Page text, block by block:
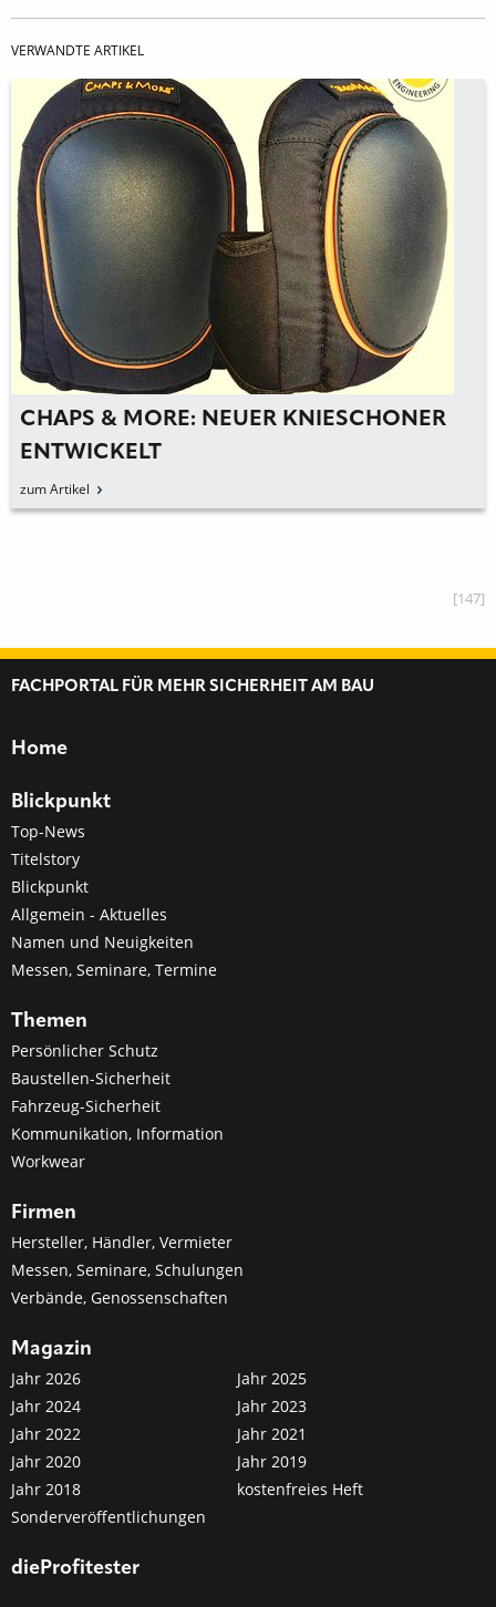
VERWANDTE ARTIKEL
CHAPS & MORE: NEUER KNIESCHONER
ENTWICKELT
zum Artikel
[147]
FACHPORTAL FÜR MEHR SICHERHEIT AM BAU
Home
Blickpunkt
Top-News
Titelstory
Blickpunkt
Allgemein - Aktuelles
Namen und Neuigkeiten
Messen, Seminare, Termine
Themen
Persönlicher Schutz
Baustellen-Sicherheit
Fahrzeug-Sicherheit
Kommunikation, Information
Workwear
Firmen
Hersteller, Händler, Vermieter
Messen, Seminare, Schulungen
Verbände, Genossenschaften
Magazin
Jahr 2026
Jahr 2025
Jahr 2024
Jahr 2023
Jahr 2022
Jahr 2021
Jahr 2020
Jahr 2019
Jahr 2018
kostenfreies Heft
Sonderveröffentlichungen
dieProfitester